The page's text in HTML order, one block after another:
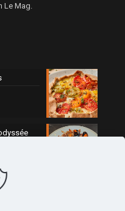
Le Mag.